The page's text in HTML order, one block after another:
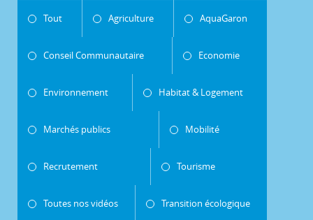
Tout Agriculture AquaGaron
Conseil Communautaire Economie
Environnement Habitat & Logement
Marchés publics Mobilité
Recrutement Tourisme
Toutes nos vidéos Transition écologique